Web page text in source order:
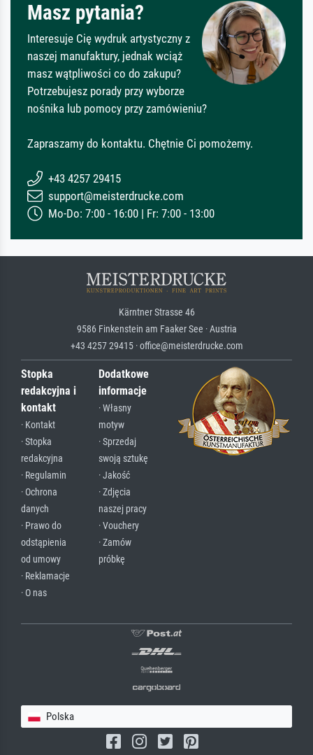
Masz pytania?
Interesuje Cię wydruk artystyczny z
naszej manufaktury, jednak wciąż
masz wątpliwości co do zakupu?
Potrzebujesz porady przy wyborze
nośnika lub pomocy przy zamówieniu?
Zapraszamy do kontaktu. Chętnie Ci pomożemy.
+43 4257 29415
support@meisterdrucke.com
Mo-Do: 7:00 - 16:00 | Fr: 7:00 - 13:00
Kärntner Strasse 46
9586 Finkenstein am Faaker See · Austria
+43 4257 29415 · office@meisterdrucke.com
Stopka
redakcyjna i
kontakt
· Kontakt
· Stopka
redakcyjna
· Regulamin
· Ochrona
danych
· Prawo do
odstąpienia
od umowy
· Reklamacje
· O nas
Dodatkowe
informacje
· Własny
motyw
· Sprzedaj
swoją sztukę
· Jakość
· Zdjęcia
naszej pracy
· Vouchery
· Zamów
próbkę
Polska